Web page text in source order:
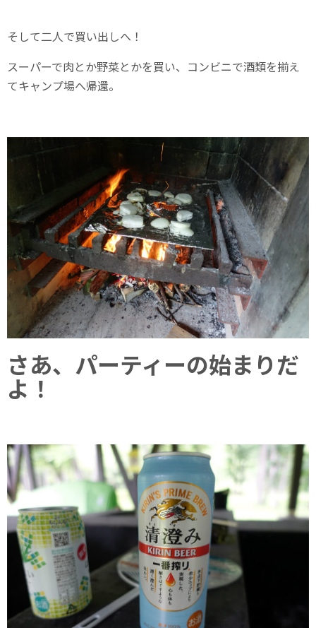
そして二人で買い出しへ！
スーパーで肉とか野菜とかを買い、コンビニで酒類を揃え
てキャンプ場へ帰還。
さあ、パーティーの始まりだ
よ！